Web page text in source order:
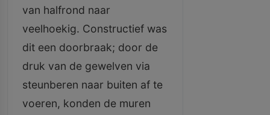
van halfrond naar
veelhoekig. Constructief was
dit een doorbraak; door de
druk van de gewelven via
steunberen naar buiten af te
voeren, konden de muren